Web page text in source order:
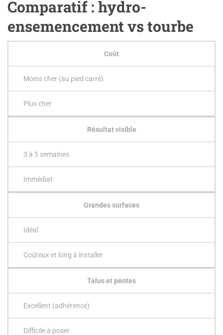
Comparatif : hydro-
ensemencement vs tourbe
Coût
Moins cher (au pied carré)
Plus cher
Résultat visible
3 à 5 semaines
Immédiat
Grandes surfaces
Idéal
Coûteux et long à installer
Talus et pentes
Excellent (adhérence)
Difficile à poser